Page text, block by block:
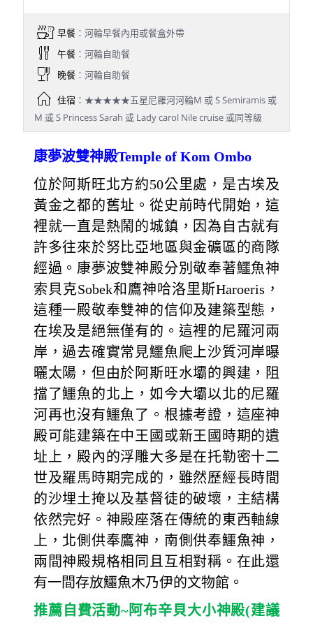
早餐：河輪早餐內用或餐盒外帶
午餐：河輪自助餐
晚餐：河輪自助餐
住宿：★★★★★五星尼羅河河輪M 或 S Semiramis 或
M 或 S Princess Sarah 或 Lady carol Nile cruise 或同等級
康夢波雙神殿Temple of Kom Ombo
位於阿斯旺北方約50公里處，是古埃及
黃金之都的舊址。從史前時代開始，這
裡就一直是熱鬧的城鎮，因為自古就有
許多往來於努比亞地區與金礦區的商隊
經過。康夢波雙神殿分別敬奉著鱷魚神
索貝克Sobek和鷹神哈洛里斯Haroeris，
這種一殿敬奉雙神的信仰及建築型態，
在埃及是絕無僅有的。這裡的尼羅河兩
岸，過去確實常見鱷魚爬上沙質河岸曝
曬太陽，但由於阿斯旺水壩的興建，阻
擋了鱷魚的北上，如今大壩以北的尼羅
河再也沒有鱷魚了。根據考證，這座神
殿可能建築在中王國或新王國時期的遺
址上，殿內的浮雕大多是在托勒密十二
世及羅馬時期完成的，雖然歷經長時間
的沙埋土掩以及基督徒的破壞，主結構
依然完好。神殿座落在傳統的東西軸線
上，北側供奉鷹神，南側供奉鱷魚神，
兩間神殿規格相同且互相對稱。在此還
有一間存放鱷魚木乃伊的文物館。
推薦自費活動~阿布辛貝大小神殿(建議